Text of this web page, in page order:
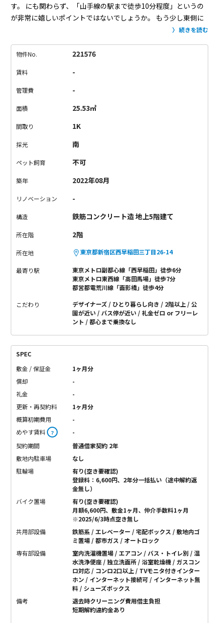
す。
にも関わらず、「山手線の駅まで徒歩10分程度」というの
が非常に嬉しいポイントではないでしょうか。
もう少し東側に
行くとさすがに電車やバスなどを利用して山手線へ出る必要が
は思っています。
そんな「いいとこ取り」の絶妙なポジショ
植えられた数十種類の木々に目を奪われたのが最初でした。
「あ、なんか良さそう」と。
よね。
新しい物件は「味わい」や「経年変化」を楽しむのでは
なく、「最新設備」や「快適な環境」を楽しみましょう。
の建物ならではの「楽しみ」を見つけてください。
続きを読む
物件No. 221576
賃料 -
管理費 -
面積 25.53㎡
間取り 1K
採光 南
ペット飼育 不可
築年 2022年08月
リノベーション -
構造 鉄筋コンクリート造 地上5階建て
所在階 2階
所在地 東京都新宿区西早稲田三丁目26-14
最寄り駅
東京メトロ副都心線「西早稲田」徒歩6分
東京メトロ東西線「高田馬場」徒歩7分
都営都電荒川線「面影橋」徒歩4分
こだわり デザイナーズ ひとり暮らし向き 2階以上
公
園が近い
バス停が近い
礼金ゼロ or フリーレ
ント
都心まで乗換なし
SPEC
敷金 / 保証金
1ヶ月分
償却
-
礼金
-
更新・再契約料
1ヶ月分
概算初期費用
-
めやす賃料 ？
-
契約期間
普通借家契約 2年
敷地内駐車場
なし
駐輪場
有り(空き要確認)
登録料：6,600円、2年分一括払い（途中解約返
金無し）
バイク置場
有り(空き要確認)
月額6,600円、敷金1ヶ月、仲介手数料1ヶ月
※2025/6/3時点空き無し
共用部設備
鉄筋系 / エレベーター / 宅配ボックス / 敷地内ゴ
ミ置場 / 都市ガス / オートロック
専有部設備
室内洗濯機置場 / エアコン / バス・トイレ別 / 温
水洗浄便座 / 独立洗面所 / 浴室乾燥機 / ガスコン
ロ対応 / コンロ2口以上 / TVモニタ付きインター
ホン / インターネット接続可 / インターネット無
料 / シューズボックス
備考
退去時クリーニング費用借主負担
短期解約違約金あり